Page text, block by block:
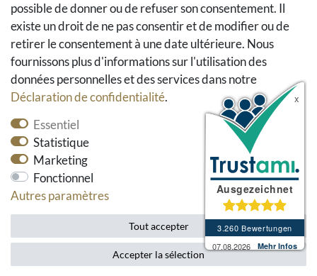
Facebook
Instagram
Pinterest
Youtube
Houzz
* tous les prix incluent la TVA et les frais d'envoi.
possible de donner ou de refuser son consentement. Il
existe un droit de ne pas consentir et de modifier ou de
retirer le consentement à une date ultérieure. Nous
fournissons plus d'informations sur l'utilisation des
données personnelles et des services dans notre
Déclaration de confidentialité.
Essentiel
Statistique
Marketing
Fonctionnel
Autres paramètres
Tout accepter
Accepter la sélection